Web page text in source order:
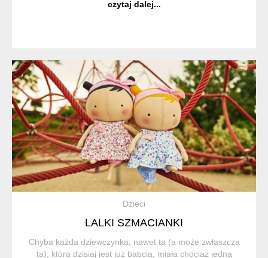
wielką dbałością o de...
czytaj dalej...
Dzieci
LALKI SZMACIANKI
Chyba każda dziewczynka, nawet ta (a może zwłaszcza
ta), która dzisiaj jest już babcią, miała chociaż jedną